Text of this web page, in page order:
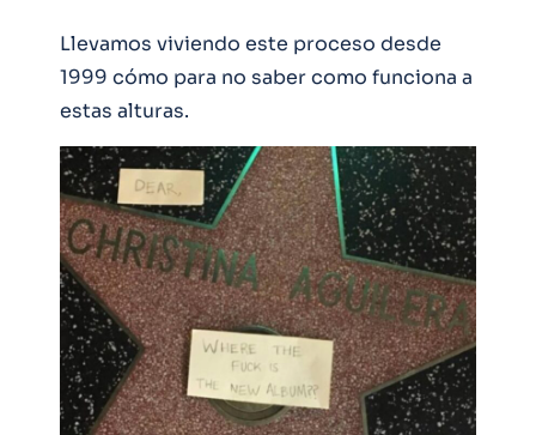
Llevamos viviendo este proceso desde
1999 cómo para no saber como funciona a
estas alturas.